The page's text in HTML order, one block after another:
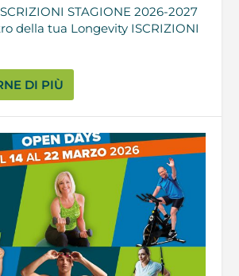
STAGIONE 2026-2027
della tua Longevity ISCRIZIONI
DI PIÙ